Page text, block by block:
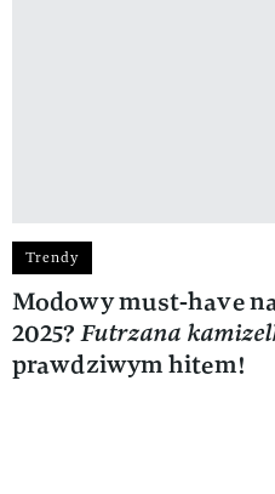
Trendy
Modowy must-have
2025?Futrzana
prawdziwym hitem!